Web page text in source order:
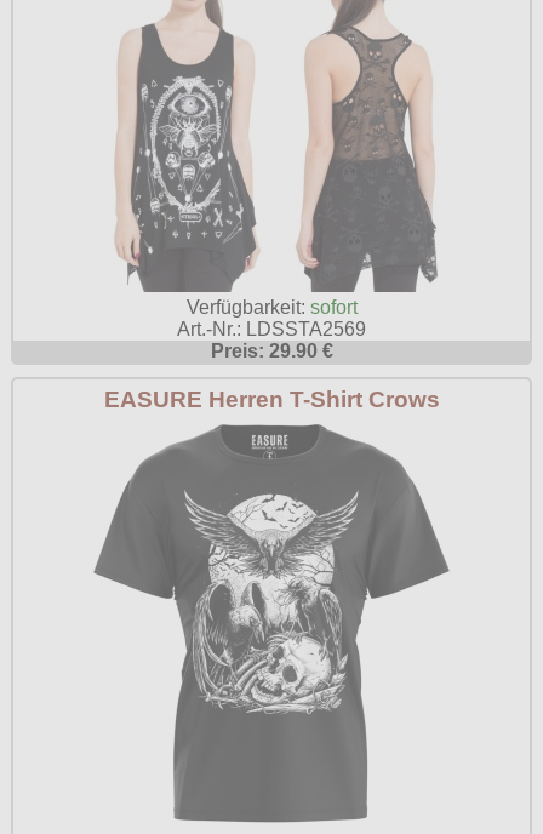
Verfügbarkeit: sofort
Art.-Nr.: LDSSTA2569
Preis: 29.90 €
EASURE Herren T-Shirt Crows